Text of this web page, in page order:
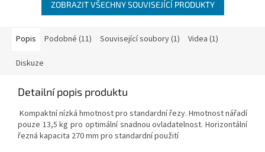
ZOBRAZIT VŠECHNY SOUVISEJÍCÍ PRODUKTY
Popis Podobné (11) Související soubory (1) Videa (1)
Diskuze
Detailní popis produktu
Kompaktní nízká hmotnost pro standardní řezy. Hmotnost nářadí
pouze 13,5 kg pro optimální snadnou ovladatelnost. Horizontální
řezná kapacita 270 mm pro standardní použití